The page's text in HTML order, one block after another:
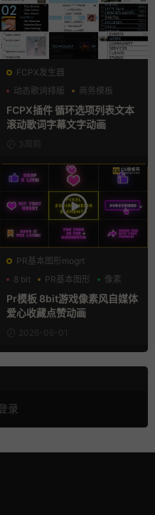
FCPX发生器
动态歌词排版
商务模板
字幕模板
FCPX插件 循环选项列表文本
滚动歌词字幕文字动画
3周前
PR基本图形mogrt
8 bit
PR基本图形 像素
Pr模板 8bit游戏像素风自媒体
爱心收藏点赞动画
2026-06-01
录